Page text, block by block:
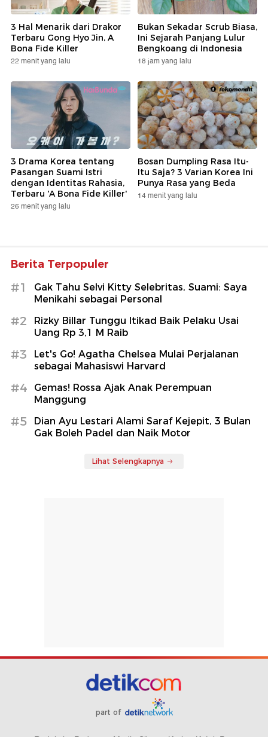
3 Hal Menarik dari Drakor
Terbaru Gong Hyo Jin, A
Bona Fide Killer
22 menit yang lalu
Bukan Sekadar Scrub Biasa,
Ini Sejarah Panjang Lulur
Bengkoang di Indonesia
18 jam yang lalu
3 Drama Korea tentang
Pasangan Suami Istri
dengan Identitas Rahasia,
Terbaru 'A Bona Fide Killer'
26 menit yang lalu
Bosan Dumpling Rasa Itu-
Itu Saja? 3 Varian Korea Ini
Punya Rasa yang Beda
14 menit yang lalu
Berita Terpopuler
#1
Gak Tahu Selvi Kitty Selebritas, Suami: Saya
Menikahi sebagai Personal
#2
Rizky Billar Tunggu Itikad Baik Pelaku Usai
Uang Rp 3,1 M Raib
#3
Let's Go! Agatha Chelsea Mulai Perjalanan
sebagai Mahasiswi Harvard
#4
Gemas! Rossa Ajak Anak Perempuan
Manggung
#5
Dian Ayu Lestari Alami Saraf Kejepit, 3 Bulan
Gak Boleh Padel dan Naik Motor
Lihat Selengkapnya
part of